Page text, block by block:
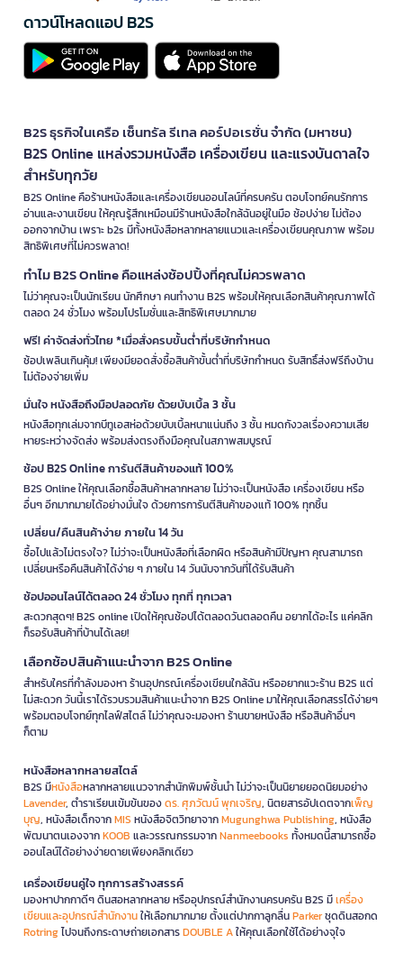
ดาวน์โหลดแอป B2S
B2S ธุรกิจในเครือ เซ็นทรัล รีเทล คอร์ปอเรชั่น จำกัด (มหาชน)
B2S Online แหล่งรวมหนังสือ เครื่องเขียน และแรงบันดาลใจ
สำหรับทุกวัย
B2S Online คือร้านหนังสือและเครื่องเขียนออนไลน์ที่ครบครัน ตอบโจทย์คนรักการ
อ่านและงานเขียน ให้คุณรู้สึกเหมือนมีร้านหนังสือใกล้ฉันอยู่ในมือ ช้อปง่าย ไม่ต้อง
ออกจากบ้าน เพราะ b2s มีทั้งหนังสือหลากหลายแนวและเครื่องเขียนคุณภาพ พร้อม
สิทธิพิเศษที่ไม่ควรพลาด!
ทำไม B2S Online คือแหล่งช้อปปิ้งที่คุณไม่ควรพลาด
ไม่ว่าคุณจะเป็นนักเรียน นักศึกษา คนทำงาน B2S พร้อมให้คุณเลือกสินค้าคุณภาพได้
ตลอด 24 ชั่วโมง พร้อมโปรโมชั่นและสิทธิพิเศษมากมาย
ฟรี! ค่าจัดส่งทั่วไทย *เมื่อสั่งครบขั้นต่ำที่บริษัทกำหนด
ช้อปเพลินเกินคุ้ม! เพียงมียอดสั่งซื้อสินค้าขั้นต่ำที่บริษัทกำหนด รับสิทธิ์ส่งฟรีถึงบ้าน
ไม่ต้องจ่ายเพิ่ม
มั่นใจ หนังสือถึงมือปลอดภัย ด้วยบับเบิ้ล 3 ชั้น
หนังสือทุกเล่มจากบีทูเอสห่อด้วยบับเบิ้ลหนาแน่นถึง 3 ชั้น หมดกังวลเรื่องความเสีย
หายระหว่างจัดส่ง พร้อมส่งตรงถึงมือคุณในสภาพสมบูรณ์
ช้อป B2S Online การันตีสินค้าของแท้ 100%
B2S Online ให้คุณเลือกซื้อสินค้าหลากหลาย ไม่ว่าจะเป็นหนังสือ เครื่องเขียน หรือ
อื่นๆ อีกมากมายได้อย่างมั่นใจ ด้วยการการันตีสินค้าของแท้ 100% ทุกชิ้น
เปลี่ยน/คืนสินค้าง่าย ภายใน 14 วัน
ซื้อไปแล้วไม่ตรงใจ? ไม่ว่าจะเป็นหนังสือที่เลือกผิด หรือสินค้ามีปัญหา คุณสามารถ
เปลี่ยนหรือคืนสินค้าได้ง่าย ๆ ภายใน 14 วันนับจากวันที่ได้รับสินค้า
ช้อปออนไลน์ได้ตลอด 24 ชั่วโมง ทุกที่ ทุกเวลา
สะดวกสุดๆ! B2S online เปิดให้คุณช้อปได้ตลอดวันตลอดคืน อยากได้อะไร แค่คลิก
ก็รอรับสินค้าที่บ้านได้เลย!
เลือกช้อปสินค้าแนะนำจาก B2S Online
สำหรับใครที่กำลังมองหา ร้านอุปกรณ์เครื่องเขียนใกล้ฉัน หรืออยากแวะร้าน B2S แต่
ไม่สะดวก วันนี้เราได้รวบรวมสินค้าแนะนำจาก B2S Online มาให้คุณเลือกสรรได้ง่ายๆ
พร้อมตอบโจทย์ทุกไลฟ์สไตล์ ไม่ว่าคุณจะมองหา ร้านขายหนังสือ หรือสินค้าอื่นๆ
ก็ตาม
หนังสือหลากหลายสไตล์
B2S มีหนังสือหลากหลายแนวจากสำนักพิมพ์ชั้นนำ ไม่ว่าจะเป็นนิยายยอดนิยมอย่าง
Lavender, ตำราเรียนเข้มข้นของดร. ศุภวัฒน์ พุกเจริญ, นิตยสารอัปเดตจากเพ็ญ
บุญ, หนังสือเด็กจากMIS หนังสือจิตวิทยาจากMugunghwa Publishing, หนังสือ
พัฒนาตนเองจากKOOB และวรรณกรรมจากNanmeebooks ทั้งหมดนี้สามารถซื้อ
ออนไลน์ได้อย่างง่ายดายเพียงคลิกเดียว
เครื่องเขียนคู่ใจ ทุกการสร้างสรรค์
มองหาปากกาดีๆ ดินสอหลากหลาย หรืออุปกรณ์สำนักงานครบครัน B2S มีเครื่อง
เขียนและอุปกรณ์สำนักงานให้เลือกมากมาย ตั้งแต่ปากกาลูกลื่นParkerชุดดินสอกด
Rotringไปจนถึงกระดาษถ่ายเอกสารDOUBLE Aให้คุณเลือกใช้ได้อย่างจุใจ